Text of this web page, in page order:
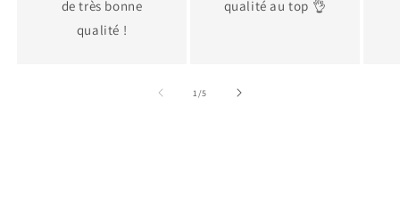
de très bonne
qualité !
qualité au top 👌
1/de
5